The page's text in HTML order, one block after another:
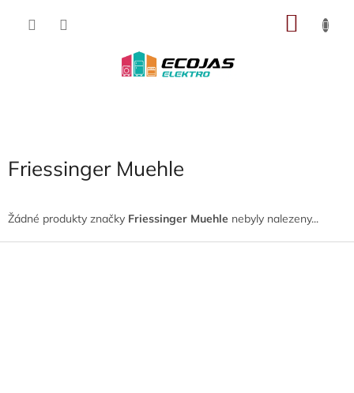
Friessinger Muehle
Žádné produkty značky Friessinger Muehle nebyly nalezeny...